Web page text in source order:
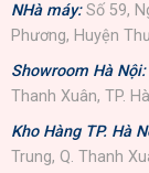
NHà máy: Số 59,
Phương, Huyện
Showroom Hà Nội:
Thanh Xuân, TP.
Kho Hàng TP. Hà
Trung, Q. Thanh